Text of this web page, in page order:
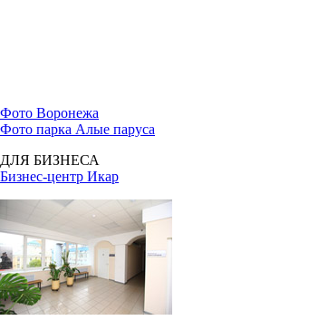
Фото Воронежа
Фото парка Алые паруса
ДЛЯ БИЗНЕСА
Бизнес-центр Икар